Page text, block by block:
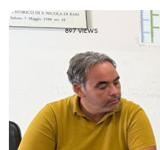
897 VIEWS